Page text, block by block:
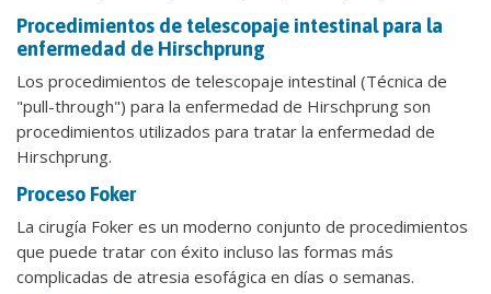
Procedimientos de telescopaje intestinal para la
enfermedad de Hirschprung
Los procedimientos de telescopaje intestinal (Técnica de
"pull-through") para la enfermedad de Hirschprung son
procedimientos utilizados para tratar la enfermedad de
Hirschprung.
Proceso Foker
La cirugía Foker es un moderno conjunto de procedimientos
que puede tratar con éxito incluso las formas más
complicadas de atresia esofágica en días o semanas.